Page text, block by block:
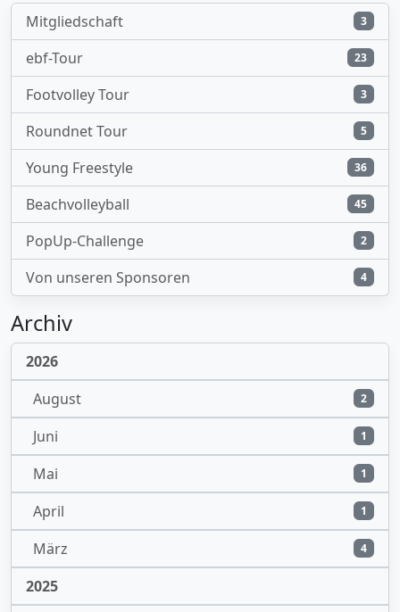
Mitgliedschaft 3
ebf-Tour 23
Footvolley Tour 3
Roundnet Tour 5
Young Freestyle 36
Beachvolleyball 45
PopUp-Challenge 2
Von unseren Sponsoren 4
Archiv
2026
August
2
Juni 1
Mai 1
April 1
März 4
2025